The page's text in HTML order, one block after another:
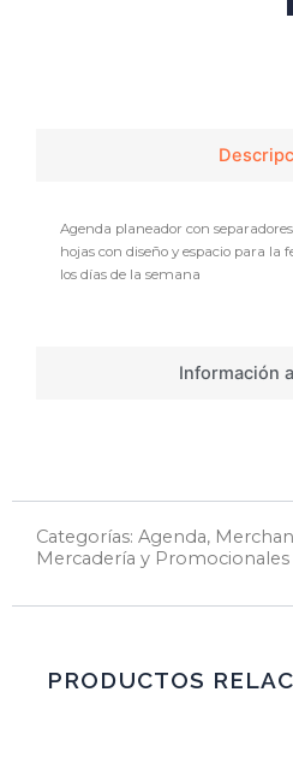
Información
Agenda planeador con
hojas con diseño y espacio para la
los días de la semana
Categorías: Agenda,
Mercadería y Promocionales
PRODUCTOS